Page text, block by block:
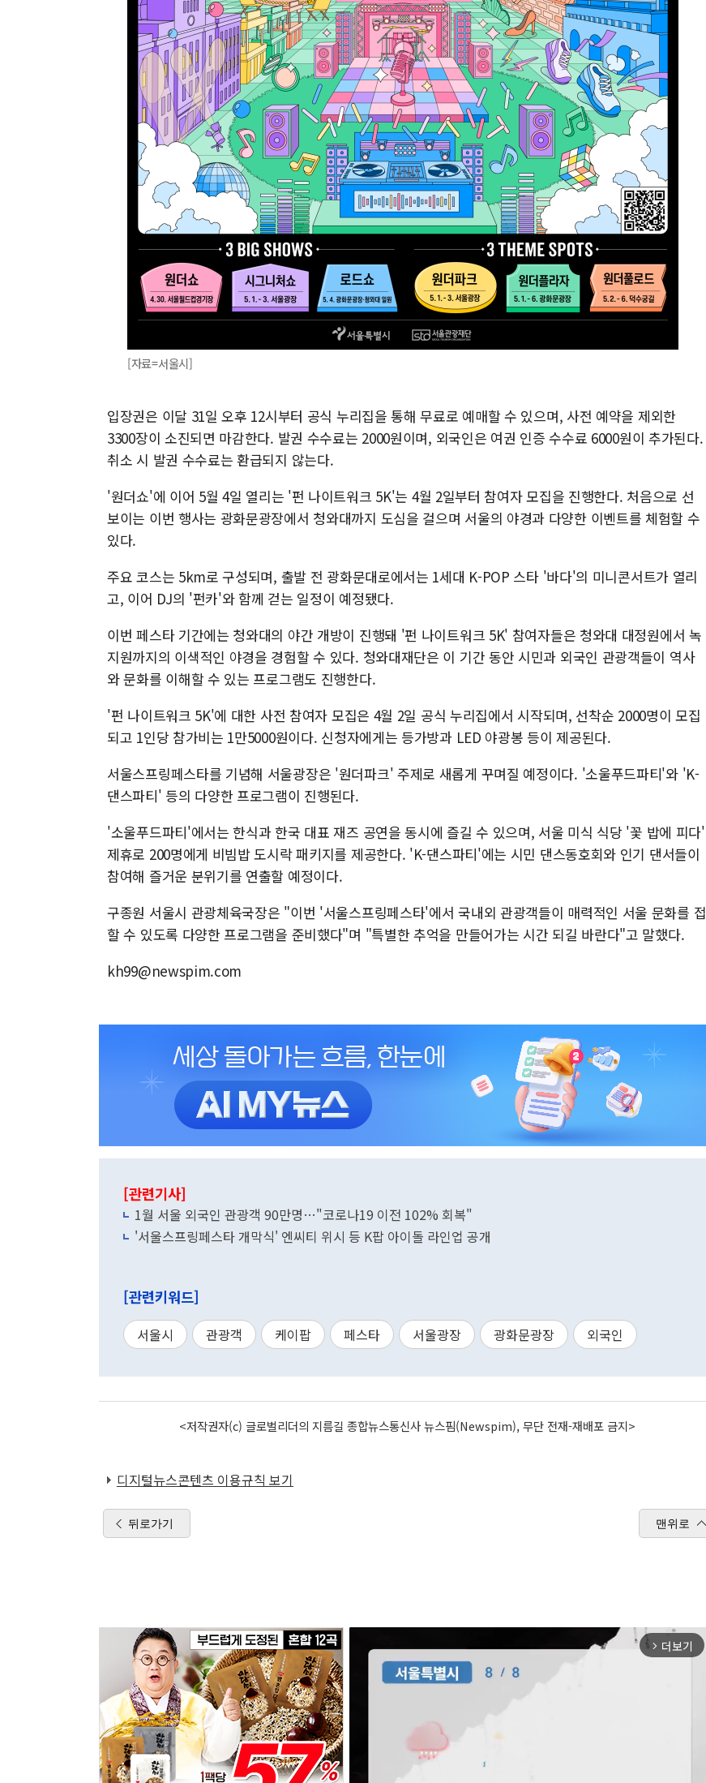
[자료=서울시]
입장권은 이달 31일 오후 12시부터 공식 누리집을 통해 무료로 예매할 수 있으며, 사전 예약을 제외한
3300장이 소진되면 마감한다. 발권 수수료는 2000원이며, 외국인은 여권 인증 수수료 6000원이 추가된다.
취소 시 발권 수수료는 환급되지 않는다.
'원더쇼'에 이어 5월 4일 열리는 '펀 나이트워크 5K'는 4월 2일부터 참여자 모집을 진행한다. 처음으로 선
보이는 이번 행사는 광화문광장에서 청와대까지 도심을 걸으며 서울의 야경과 다양한 이벤트를 체험할 수
있다.
주요 코스는 5km로 구성되며, 출발 전 광화문대로에서는 1세대 K-POP 스타 '바다'의 미니콘서트가 열리
고, 이어 DJ의 '펀카'와 함께 걷는 일정이 예정됐다.
이번 페스타 기간에는 청와대의 야간 개방이 진행돼 '펀 나이트워크 5K' 참여자들은 청와대 대정원에서 녹
지원까지의 이색적인 야경을 경험할 수 있다. 청와대재단은 이 기간 동안 시민과 외국인 관광객들이 역사
와 문화를 이해할 수 있는 프로그램도 진행한다.
'펀 나이트워크 5K'에 대한 사전 참여자 모집은 4월 2일 공식 누리집에서 시작되며, 선착순 2000명이 모집
되고 1인당 참가비는 1만5000원이다. 신청자에게는 등가방과 LED 야광봉 등이 제공된다.
서울스프링페스타를 기념해 서울광장은 '원더파크' 주제로 새롭게 꾸며질 예정이다. '소울푸드파티'와 'K-
댄스파티' 등의 다양한 프로그램이 진행된다.
'소울푸드파티'에서는 한식과 한국 대표 재즈 공연을 동시에 즐길 수 있으며, 서울 미식 식당 '꽃 밥에 피다'
제휴로 200명에게 비빔밥 도시락 패키지를 제공한다. 'K-댄스파티'에는 시민 댄스동호회와 인기 댄서들이
참여해 즐거운 분위기를 연출할 예정이다.
구종원 서울시 관광체육국장은 "이번 '서울스프링페스타'에서 국내외 관광객들이 매력적인 서울 문화를 접
할 수 있도록 다양한 프로그램을 준비했다"며 "특별한 추억을 만들어가는 시간 되길 바란다"고 말했다.
kh99@newspim.com
[관련기사]
1월 서울 외국인 관광객 90만명…"코로나19 이전 102% 회복"
'서울스프링페스타 개막식' 엔씨티 위시 등 K팝 아이돌 라인업 공개
[관련키워드]
서울시 관광객 케이팝 페스타 서울광장 광화문광장 외국인
<저작권자(c) 글로벌리더의 지름길 종합뉴스통신사 뉴스핌(Newspim), 무단 전재-재배포 금지>
디지털뉴스콘텐츠 이용규칙 보기
뒤로가기 맨위로
arrow_forward_ios 더보기